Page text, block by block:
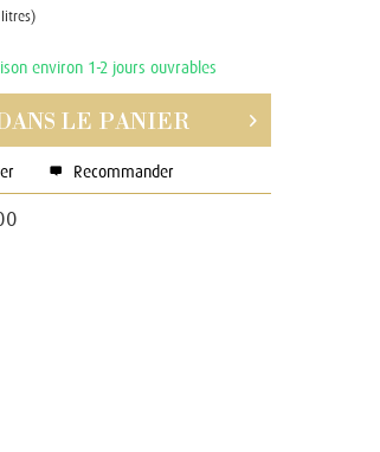
environ 1-2 jours ouvrables
LE PANIER
Recommander